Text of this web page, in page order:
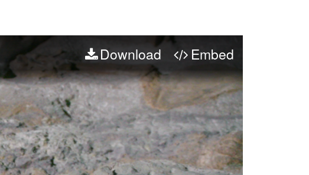
Download Embed